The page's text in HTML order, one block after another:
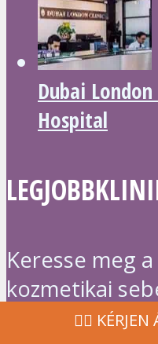
Dubai
Hospital
Keresse meg
kozmetikai
sebészeti,
‍👩‍⚕